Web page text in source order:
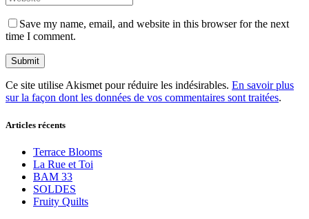
Save my name, email, and website in this browser for the next
time I comment.
Ce site utilise Akismet pour réduire les indésirables. En savoir plus
sur la façon dont les données de vos commentaires sont traitées.
Articles récents
Terrace Blooms
La Rue et Toi
BAM 33
SOLDES
Fruity Quilts